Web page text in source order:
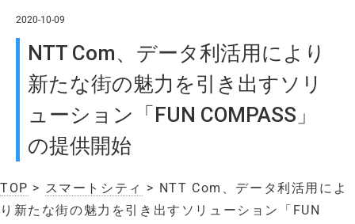
2020-10-09
NTT Com、データ利活用により
新たな街の魅力を引き出すソリ
ューション「FUN COMPASS」
の提供開始
TOP > スマートシティ > NTT Com、データ利活用によ
り新たな街の魅力を引き出すソリューション「FUN